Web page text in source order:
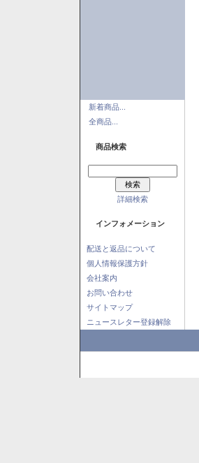
新着商品...
全商品...
商品検索
詳細検索
インフォメーション
配送と返品について
個人情報保護方針
会社案内
お問い合わせ
サイトマップ
ニュースレター登録解除